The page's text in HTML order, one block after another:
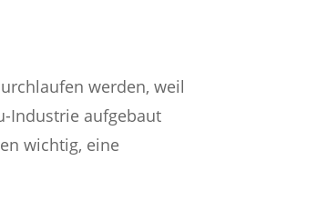
werden, weil
Industrie aufgebaut
wichtig, eine